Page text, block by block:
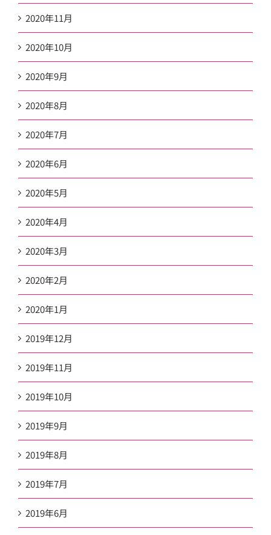
2020年11月
2020年10月
2020年9月
2020年8月
2020年7月
2020年6月
2020年5月
2020年4月
2020年3月
2020年2月
2020年1月
2019年12月
2019年11月
2019年10月
2019年9月
2019年8月
2019年7月
2019年6月